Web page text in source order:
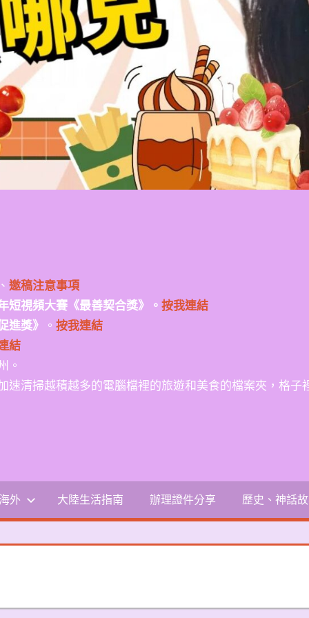
邀稿注意事項
短視頻大賽《最善契合獎》。 按我連結
進獎》
。 按我連結
結
。
清掃越積越多的電腦檔裡的旅遊和美食的檔案夾，格子
外 大陸生活指南 辦理證件分享 歷史、神話